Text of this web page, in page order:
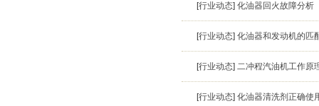
[行业动态] 化油器回火故障分析
[行业动态] 化油器和发动机的匹
[行业动态] 二冲程汽油机工作原
[行业动态] 化油器清洗剂正确使